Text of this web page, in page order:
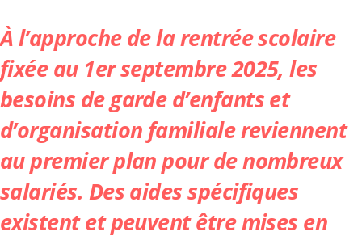
À l’approche de la rentrée scolaire
fixée au 1er septembre 2025, les
besoins de garde d’enfants et
d’organisation familiale reviennent
au premier plan pour de nombreux
salariés. Des aides spécifiques
existent et peuvent être mises en